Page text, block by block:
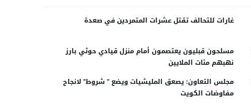
غارات للتحالف تقتل عشرات المتمردين في صعدة
مسلحون قبليون يعتصمون أمام منزل قيادي حوثي بارز
نهبهم مئات الملايين
مجلس التعاون: يصعق المليشيات ويضع ” شروط” لانجاح
مفاوضات الكويت